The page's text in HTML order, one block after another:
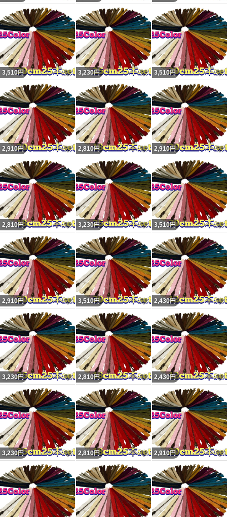
3,510円 いいね！
3,230円 いいね！
3,510円
2,910円 いいね！
2,810円 いいね！
2,910円
2,810円 いいね！
3,230円 いいね！
3,510円
2,910円 いいね！
3,510円 いいね！
2,430円
3,230円 いいね！
2,810円 いいね！
2,430円
3,230円 いいね！
2,810円 いいね！
2,910円